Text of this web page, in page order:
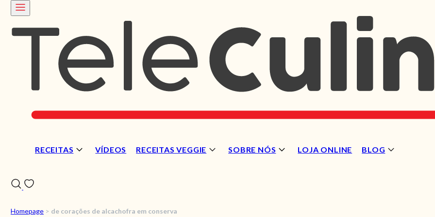
RECEITAS VÍDEOS RECEITAS VEGGIE SOBRE NÓS LOJA ONLINE BLOG
Homepage > de corações de alcachofra em conserva